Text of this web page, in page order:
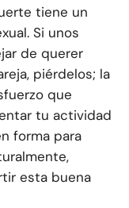
tiene un
Si unos
de querer
piérdelos; la
que
tu actividad
forma para
esta buena